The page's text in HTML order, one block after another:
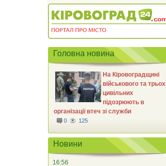
Головна новина
На Кіровоградщині
військового та трьох
цивільних
підозрюють в
організації втеч зі служби
0 125
Новини
16:56